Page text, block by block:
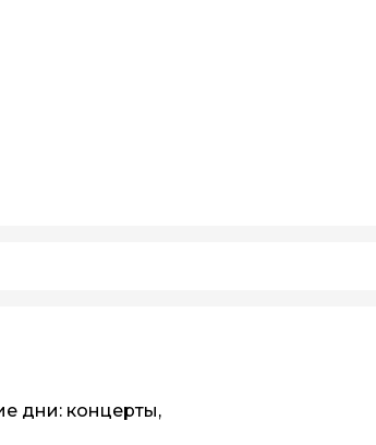
дни: концерты,